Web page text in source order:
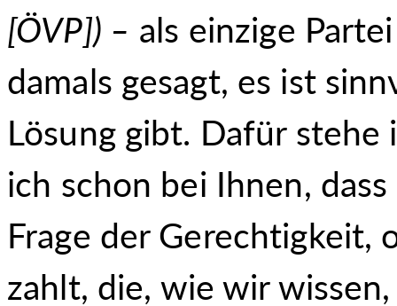
[ÖVP]) – als einzige
damals gesagt, es ist
Lösung gibt. Dafür
ich schon bei Ihnen,
Frage der Gerechtigkeit,
zahlt, die, wie wir